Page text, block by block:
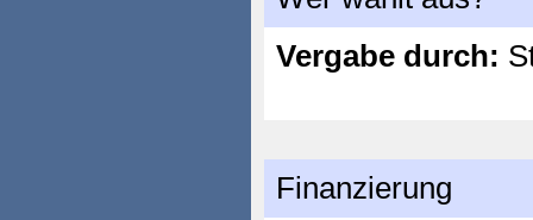
Vergabe durch:
Finanzierung